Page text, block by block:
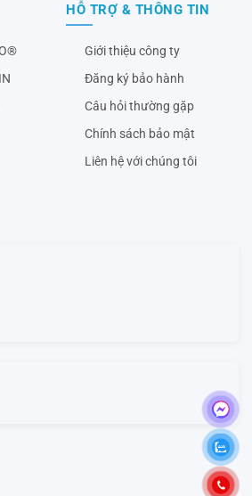
HỖ TRỢ & THÔNG TIN
Giới thiệu công ty
Đăng ký bảo hành
Câu hỏi thường gặp
Chính sách bảo mật
Liên hệ với chúng tôi